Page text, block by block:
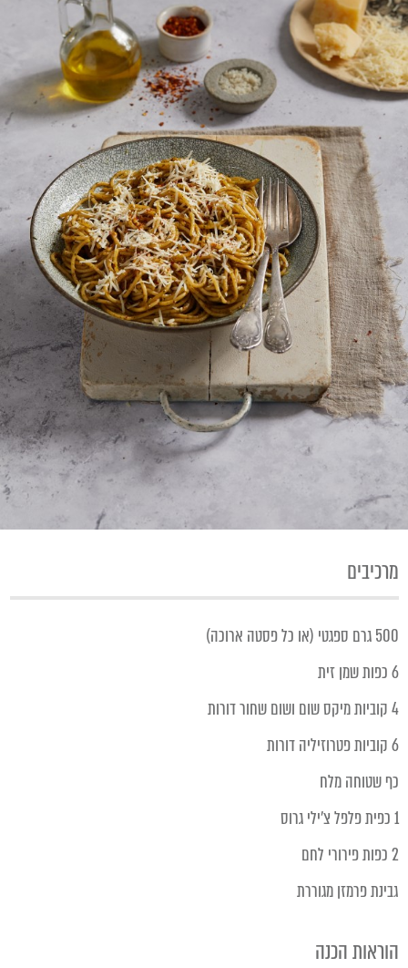
מרכיבים
500 גרם ספגטי (או כל פסטה ארוכה)
6 כפות שמן זית
4 קוביות מיקס שום ושום שחור דורות
6 קוביות פטרוזיליה דורות
כף שטוחה מלח
1 כפית פלפל צ'ילי גרוס
2 כפות פירורי לחם
גבינת פרמזן מגוררת
הוראות הכנה